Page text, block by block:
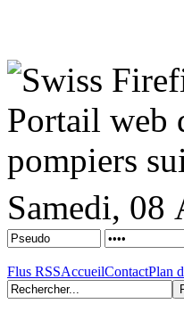
Samedi,
Flus RSSAccueilContactPlan